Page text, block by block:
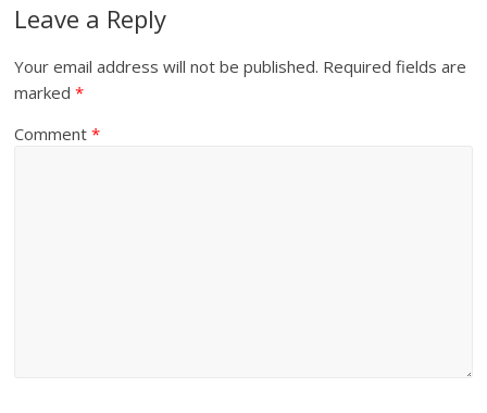
Leave a Reply
Your email address will not be published. Required fields are
marked*
Comment*